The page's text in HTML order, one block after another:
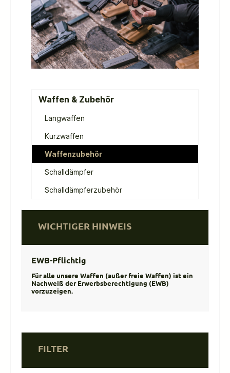
Waffen & Zubehör
Langwaffen
Kurzwaffen
Waffenzubehör
Schalldämpfer
Schalldämpferzubehör
WICHTIGER HINWEIS
EWB-Pflichtig
Für alle unsere Waffen (außer freie Waffen) ist ein
Nachweiß der Erwerbsberechtigung (EWB)
vorzuzeigen.
FILTER